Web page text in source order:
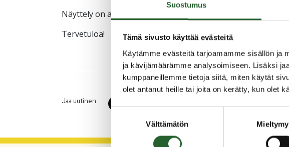
Suostumus
Tämä sivusto käyttää evästeitä
Käytämme evästeitä tarjoamamme sisällön ja
ja kävijämäärämme analysoimiseen. Lisäksi
kumppaneillemme tietoja siitä, miten käytät
olet antanut heille tai joita on kerätty, kun olet
Suostumuksen
Välttämätön
Näyttely on avoinna ma – su 9–21.
Tervetuloa!
Jaa uutinen